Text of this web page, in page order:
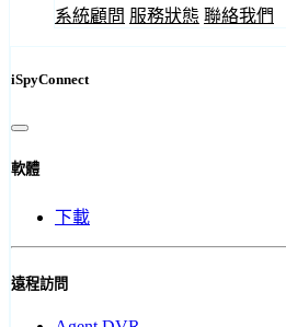
系統顧問 服務狀態 聯絡我們
iSpyConnect
軟體
下載
遠程訪問